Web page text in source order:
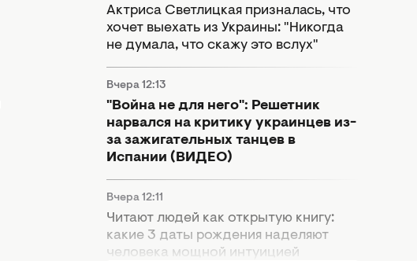
Актриса Светлицкая призналась, что
хочет выехать из Украины: "Никогда
не думала, что скажу это вслух"
Вчера 12:13
"Война не для него": Решетник
нарвался на критику украинцев из-
за зажигательных танцев в
Испании (ВИДЕО)
Вчера 12:11
Читают людей как открытую книгу:
какие 3 даты рождения наделяют
человека мощной интуицией